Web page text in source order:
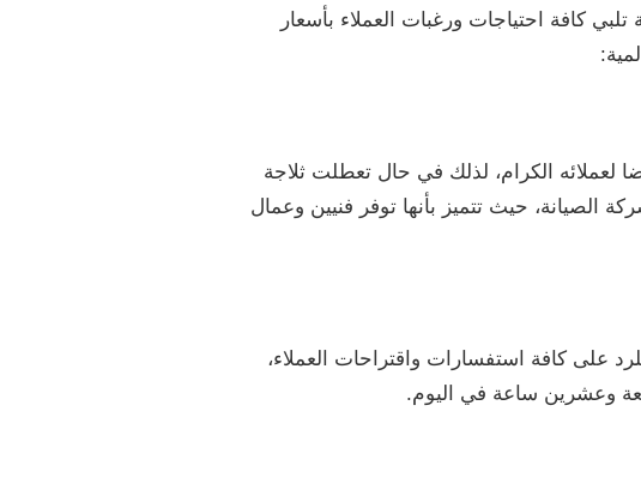
كافة احتياجات ورغبات العملاء بأسعار
لعملائه الكرام، لذلك في حال تعطلت ثلاجة
الصيانة، حيث تتميز بأنها توفر فنيين وعمال
على كافة استفسارات واقتراحات العملاء،
وعشرين ساعة في اليوم.